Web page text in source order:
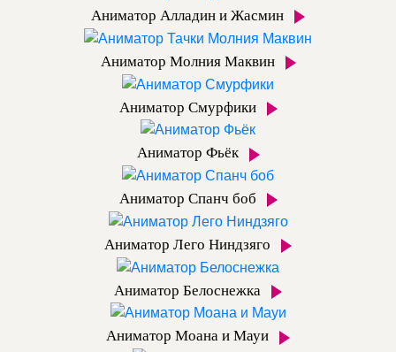
Аниматор Алладин и Жасмин
Аниматор Молния Маквин
Аниматор Смурфики
Аниматор Фьёк
Аниматор Спанч боб
Аниматор Лего Ниндзяго
Аниматор Белоснежка
Аниматор Моана и Мауи